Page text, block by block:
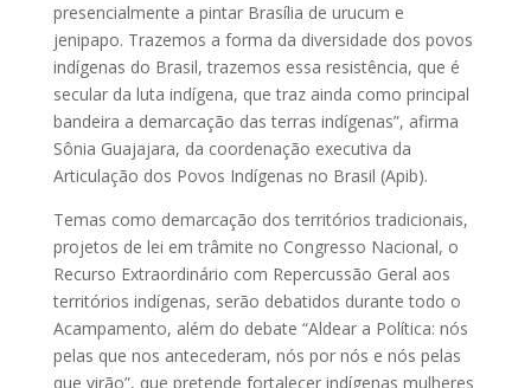
presencialmente a pintar Brasília de urucum e
jenipapo. Trazemos a forma da diversidade dos povos
indígenas do Brasil, trazemos essa resistência, que é
secular da luta indígena, que traz ainda como principal
bandeira a demarcação das terras indígenas”, afirma
Sônia Guajajara, da coordenação executiva da
Articulação dos Povos Indígenas no Brasil (Apib).
Temas como demarcação dos territórios tradicionais,
projetos de lei em trâmite no Congresso Nacional, o
Recurso Extraordinário com Repercussão Geral aos
territórios indígenas, serão debatidos durante todo o
Acampamento, além do debate “Aldear a Política: nós
pelas que nos antecederam, nós por nós e nós pelas
que virão”, que pretende fortalecer indígenas mulheres